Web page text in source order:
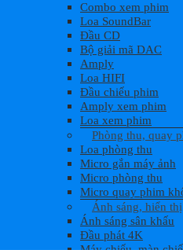
Combo xem phim
Loa SoundBar
Đầu CD
Bộ giải mã DAC
Amply
Loa HIFI
Đầu chiếu phim
Amply xem phim
Loa xem phim
Phòng thu, quay
Loa phòng thu
Micro gắn máy ảnh
Micro phòng thu
Micro quay phim
Ánh sáng, hiển thị
Ánh sáng sân khấu
Đầu phát 4K